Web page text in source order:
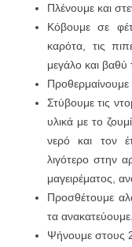
Πλένουμε και
Κόβουμε σε
καρότα, τις
μεγάλο και βαθύ
Στύβουμε τις
υλικά με το
νερό και τον
λιγότερο στην
μαγειρέματος,
Προσθέτουμε
τα ανακατεύουμε.
Ψήνουμε στους